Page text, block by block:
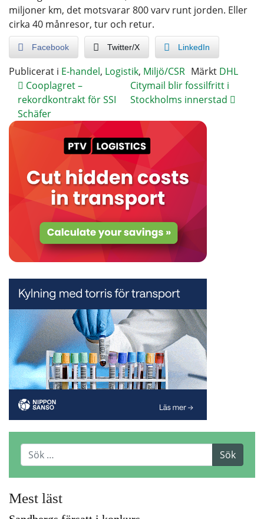
miljoner km, det motsvarar 800 varv runt jorden. Eller
cirka 40 månresor, tur och retur.
Facebook Twitter/X LinkedIn
Publicerat i E-handel, Logistik, Miljö/CSR Märkt DHL
Cooplagret –
rekordkontrakt för SSI
Schäfer
Citymail blir fossilfritt i
Stockholms innerstad
Mest läst